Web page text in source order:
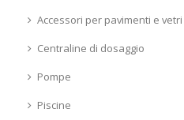
Accessori per pavimenti e vetri
Centraline di dosaggio
Pompe
Piscine